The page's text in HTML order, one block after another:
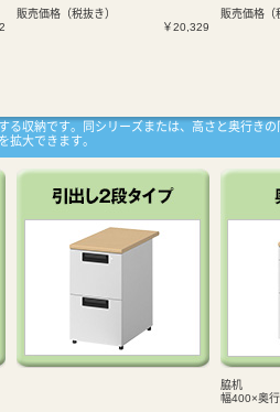
販売価格（税抜き）
￥20,329
販売価格（
る収納です。同シリーズまたは、高さと奥行き
拡大できます。
脇机
幅400×奥